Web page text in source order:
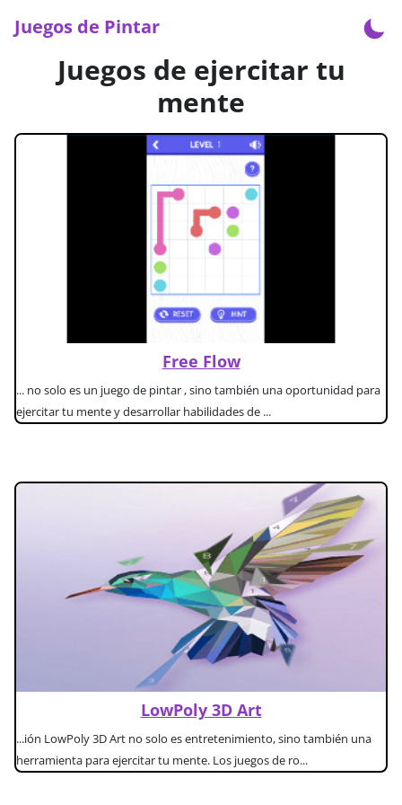
Juegos de Pintar
Juegos de ejercitar tu
mente
Free Flow
... no solo es un juego de pintar , sino también una oportunidad para
ejercitar tu mente y desarrollar habilidades de ...
LowPoly 3D Art
...ión LowPoly 3D Art no solo es entretenimiento, sino también una
herramienta para ejercitar tu mente. Los juegos de ro...